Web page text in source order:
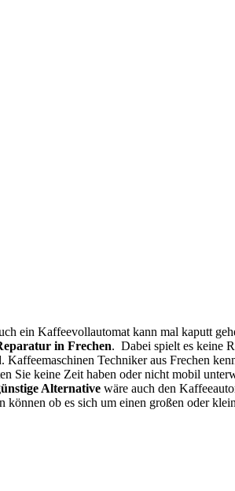
ein Kaffeevollautomat kann mal kaputt
in Frechen. Dabei spielt es keine
Kaffeemaschinen Techniker aus Frechen
Sie keine Zeit haben oder nicht mobil
Alternative wäre auch den
können ob es sich um einen großen oder